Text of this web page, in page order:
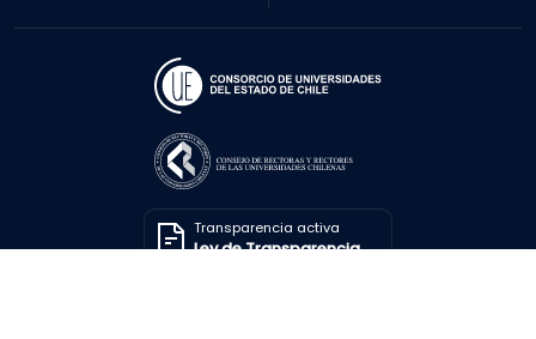
Transparencia activa
Ley de Transparencia